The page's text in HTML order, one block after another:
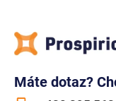
Máte dotaz?